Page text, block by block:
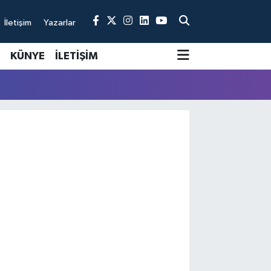
İletişim Yazarlar
KÜNYE İLETİŞİM